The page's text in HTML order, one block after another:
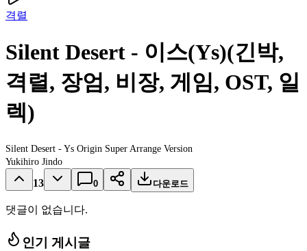
격렬
Silent Desert - 이스(Ys)(긴박,
격렬, 장엄, 비장, 게임, OST, 일
렉)
Silent Desert - Ys Origin Super Arrange Version
Yukihiro Jindo
13 0 다운로드
댓글이 없습니다.
인기 게시글